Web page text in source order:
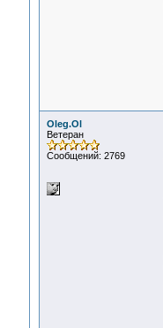
Oleg.Ol
Ветеран
Сообщений: 2769